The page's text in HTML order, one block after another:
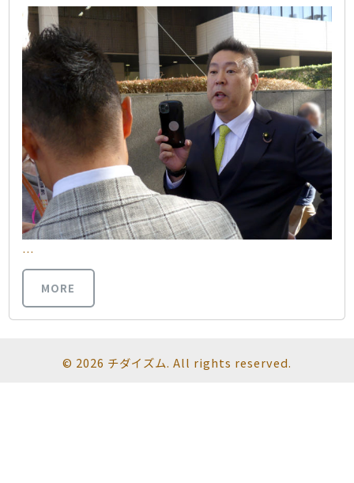
…
MORE
© 2026 チダイズム. All rights reserved.